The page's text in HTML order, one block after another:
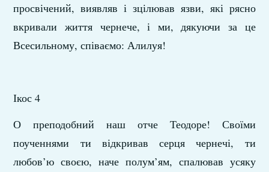
просвічений, виявляв і зцілював язви, які рясно
вкривали життя чернече, і ми, дякуючи за це
Всесильному, співаємо: Алилуя!
Ікос 4
О преподобний наш отче Теодоре! Своїми
поученнями ти відкривав серця чернечі, ти
любов’ю своєю, наче полум’ям, спалював усяку